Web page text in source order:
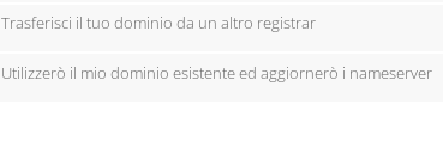
Trasferisci il tuo dominio da un altro registrar
Utilizzerò il mio dominio esistente ed aggiornerò i nameserver